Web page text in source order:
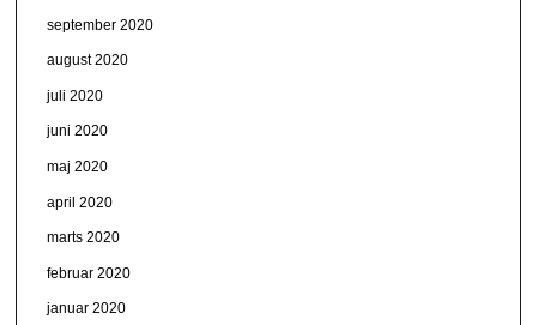
september 2020
august 2020
juli 2020
juni 2020
maj 2020
april 2020
marts 2020
februar 2020
januar 2020